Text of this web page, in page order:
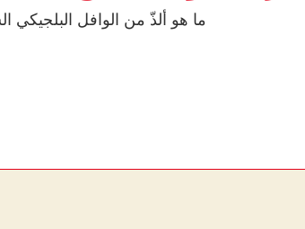
ما هو ألذّ من الوافل البلجيكي